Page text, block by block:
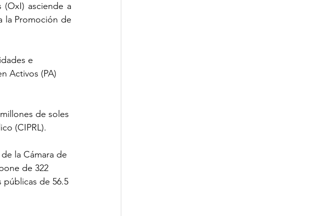
asciende a
la Promoción de
e
Activos (PA)
de soles
(CIPRL).
la Cámara de
de 322
públicas de 56.5